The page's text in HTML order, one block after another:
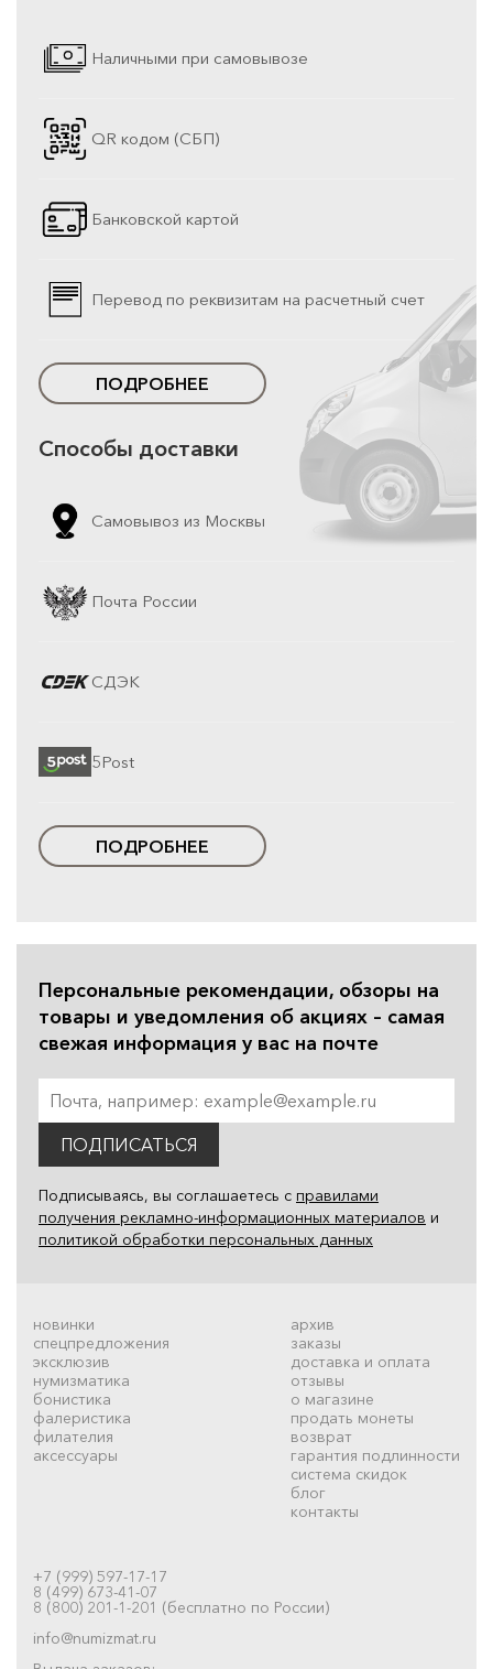
Наличными при самовывозе
QR кодом (СБП)
Банковской картой
Перевод по реквизитам на расчетный счет
ПОДРОБНЕЕ
Способы доставки
Самовывоз из Москвы
Почта России
СДЭК
5Post
ПОДРОБНЕЕ
Персональные рекомендации, обзоры на
товары и уведомления об акциях – самая
свежая информация у вас на почте
ПОДПИСАТЬСЯ
Подписываясь, вы соглашаетесь с правилами
получения рекламно-информационных материалов и
политикой обработки персональных данных
новинки
спецпредложения
эксклюзив
нумизматика
бонистика
фалеристика
филателия
аксессуары
архив
заказы
доставка и оплата
отзывы
о магазине
продать монеты
возврат
гарантия подлинности
система скидок
блог
контакты
+7 (999) 597-17-17
8 (499) 673-41-07
8 (800) 201-1-201 (бесплатно по России)
info@numizmat.ru